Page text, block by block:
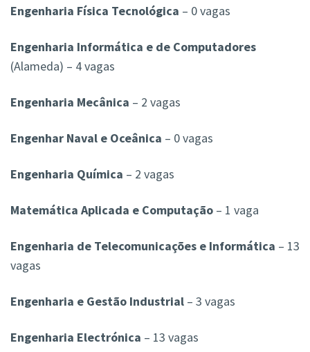
Engenharia Física Tecnológica – 0 vagas
Engenharia Informática e de Computadores
(Alameda) – 4 vagas
Engenharia Mecânica – 2 vagas
Engenhar Naval e Oceânica – 0 vagas
Engenharia Química – 2 vagas
Matemática Aplicada e Computação – 1 vaga
Engenharia de Telecomunicações e Informática – 13
vagas
Engenharia e Gestão Industrial – 3 vagas
Engenharia Electrónica – 13 vagas